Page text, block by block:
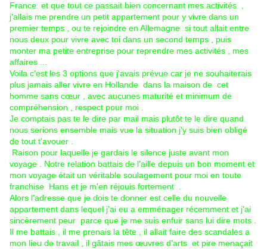
France et que tout ce passait bien concernant mes activités ,
j'allais me prendre un petit appartement pour y vivre dans un
premier temps , ou te rejoindre en Allemagne si tout allait entre
nous deux pour vivre avec toi dans un second temps , puis
monter ma petite entreprise pour reprendre mes activités , mes
affaires ...
Voila c'est les 3 options que j'avais prévue car je ne souhaiterais
plus jamais aller vivre en Hollande dans la maison de cet
homme sans cœur , avec aucunes maturité et minimum de
compréhension , respect pour moi .
Je comptais pas te le dire par mail mais plutôt te le dire quand
nous serions ensemble mais vue la situation j'y suis bien obligé
de tout t'avouer .
Raison pour laquelle je gardais le silence juste avant mon
voyage . Notre relation battais de l'aille depuis un bon moment et
mon voyage était un véritable soulagement pour moi en toute
franchise Hans et je m'en réjouis fortement .
Alors l'adresse que je dois te donner est celle du nouvelle
appartement dans lequel j'ai eu a emménager récemment et j'ai
sincèrement peur parce que je me suis enfuir sans lui dire mots .
Il me battais , il me prenais la tête , il allait faire des scandales a
mon lieu de travail , il gâtais mes œuvres d'arts et pire menaçait